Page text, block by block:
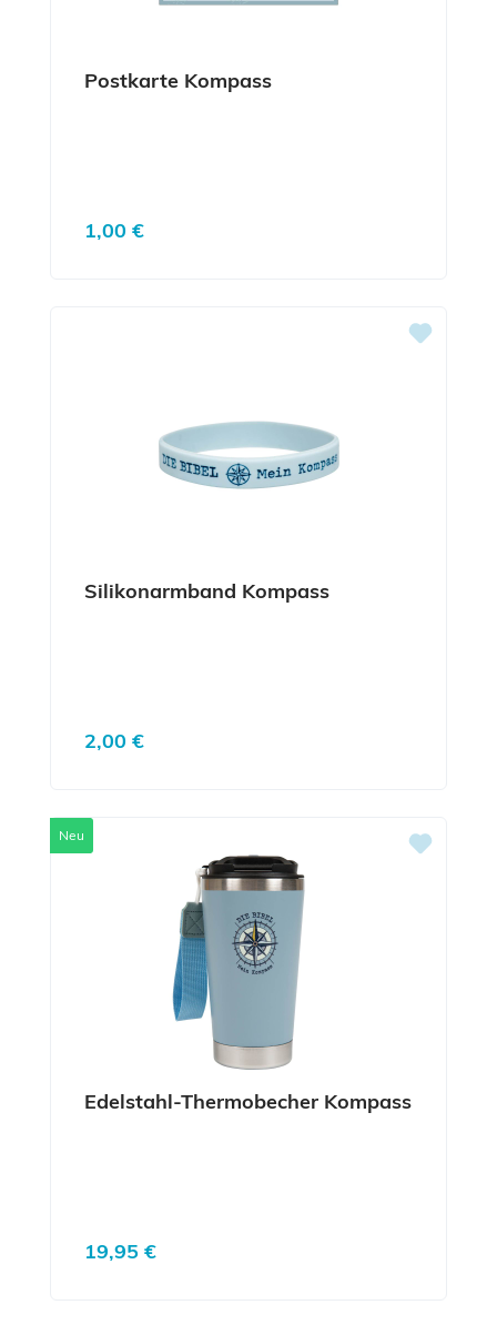
Postkarte Kompass
Regulärer Preis:
1,00 €
Silikonarmband Kompass
Regulärer Preis:
2,00 €
Neu
Edelstahl-Thermobecher Kompass
Regulärer Preis:
19,95 €